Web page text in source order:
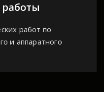
работ по
и аппаратного